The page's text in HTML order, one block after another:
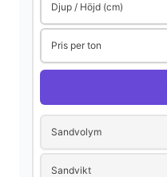
Djup / Höjd (cm)
Pris per ton
Sandvolym
Sandvikt